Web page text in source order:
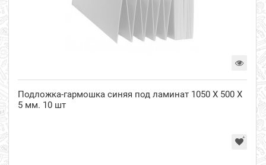
Подложка-гармошка синяя под ламинат 1050 Х 500 Х
5 мм. 10 шт